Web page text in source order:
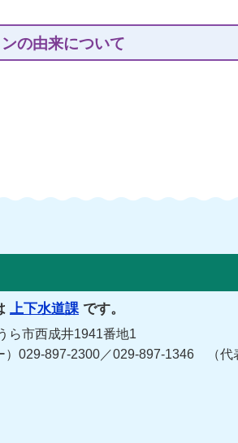
の由来について
上下水道課 です。
市西成井1941番地1
）029-897-2300／029-897-1346 （代